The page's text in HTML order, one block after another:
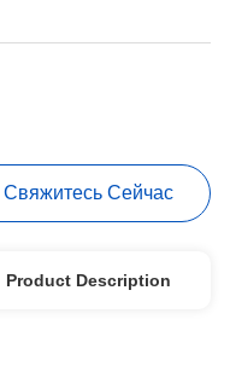
Свяжитесь Сейчас
Product Description